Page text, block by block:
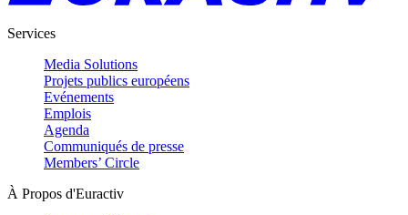
Services
Media Solutions
Projets publics européens
Evénements
Emplois
Agenda
Communiqués de presse
Members’ Circle
À Propos d'Euractiv